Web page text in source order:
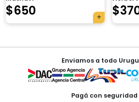
$650 $
Navegación
entradas
Enviamos a todo
Pagá con seguridad
Tu carrito está
automáticamente.